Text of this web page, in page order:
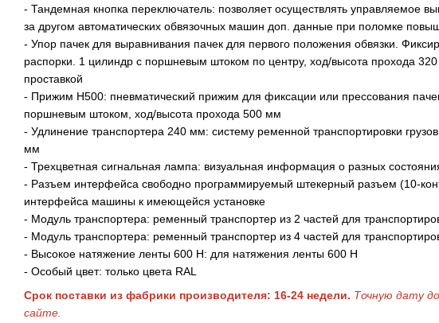
- Тандемная кнопка переключатель: позволяет осуществлять управляемое
за другом автоматических обвязочных машин доп. данные при поломке
- Упор пачек для выравнивания пачек для первого положения обвязки.
распорки. 1 цилиндр с поршневым штоком по центру, ход/высота прохода
проставкой
- Прижим H500: пневматический прижим для фиксации или прессования
поршневым штоком, ход/высота прохода 500 мм
- Удлинение транспортера 240 мм: систему ременной транспортировки
мм
- Трехцветная сигнальная лампа: визуальная информация о разных
- Разъем интерфейса свободно программируемый штекерный разъем (10-
интерфейса машины к имеющейся установке
- Модуль транспортера: ременный транспортер из 2 частей для
- Модуль транспортера: ременный транспортер из 4 частей для
- Высокое натяжение ленты 600 Н: для натяжения ленты 600 Н
- Особый цвет: только цвета RAL
Срок поставки из фабрики производителя: 16-24 недели. Точную дату
сайте.